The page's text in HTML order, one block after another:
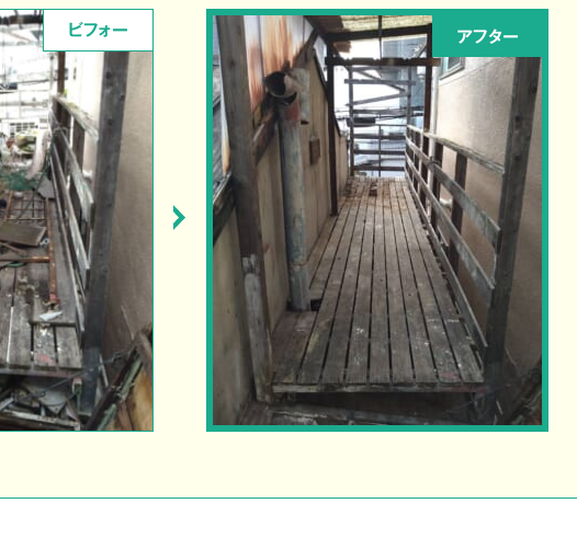
ビフォー アフター